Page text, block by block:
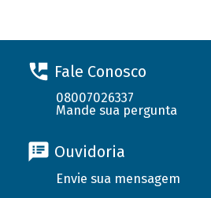
Fale Conosco
08007026337
Mande sua pergunta
Ouvidoria
Envie sua mensagem